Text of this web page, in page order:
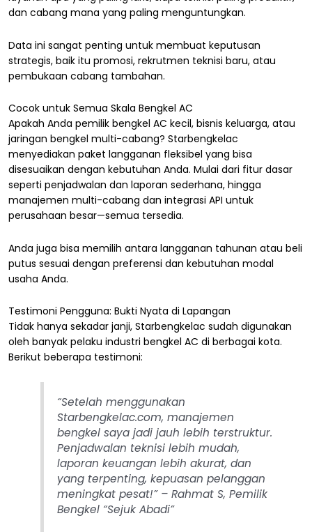
dan cabang mana yang paling menguntungkan.
Data ini sangat penting untuk membuat keputusan
strategis, baik itu promosi, rekrutmen teknisi baru, atau
pembukaan cabang tambahan.
Cocok untuk Semua Skala Bengkel AC
Apakah Anda pemilik bengkel AC kecil, bisnis keluarga, atau
jaringan bengkel multi-cabang? Starbengkelac
menyediakan paket langganan fleksibel yang bisa
disesuaikan dengan kebutuhan Anda. Mulai dari fitur dasar
seperti penjadwalan dan laporan sederhana, hingga
manajemen multi-cabang dan integrasi API untuk
perusahaan besar—semua tersedia.
Anda juga bisa memilih antara langganan tahunan atau beli
putus sesuai dengan preferensi dan kebutuhan modal
usaha Anda.
Testimoni Pengguna: Bukti Nyata di Lapangan
Tidak hanya sekadar janji, Starbengkelac sudah digunakan
oleh banyak pelaku industri bengkel AC di berbagai kota.
Berikut beberapa testimoni:
“Setelah menggunakan
Starbengkelac.com, manajemen
bengkel saya jadi jauh lebih terstruktur.
Penjadwalan teknisi lebih mudah,
laporan keuangan lebih akurat, dan
yang terpenting, kepuasan pelanggan
meningkat pesat!”– Rahmat S, Pemilik
Bengkel “Sejuk Abadi”